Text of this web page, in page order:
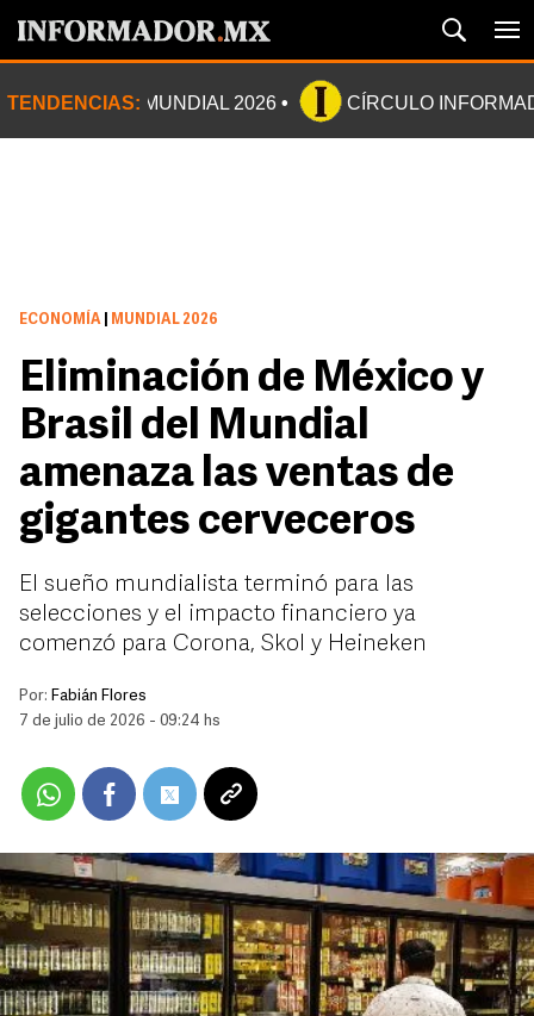
TENDENCIAS: MUNDIAL 2026 CÍRCULO
ECONOMÍA MUNDIAL 2026
Eliminación de México y
Brasil del Mundial
amenaza las ventas de
gigantes cerveceros
El sueño mundialista terminó para las
selecciones y el impacto financiero ya
comenzó para Corona, Skol y Heineken
Por: Fabián Flores
7 de julio de 2026 - 09:24 hs